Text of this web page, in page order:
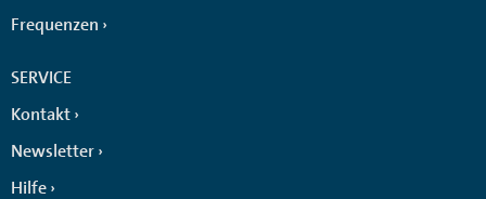
Frequenzen
SERVICE
Kontakt
Newsletter
Hilfe